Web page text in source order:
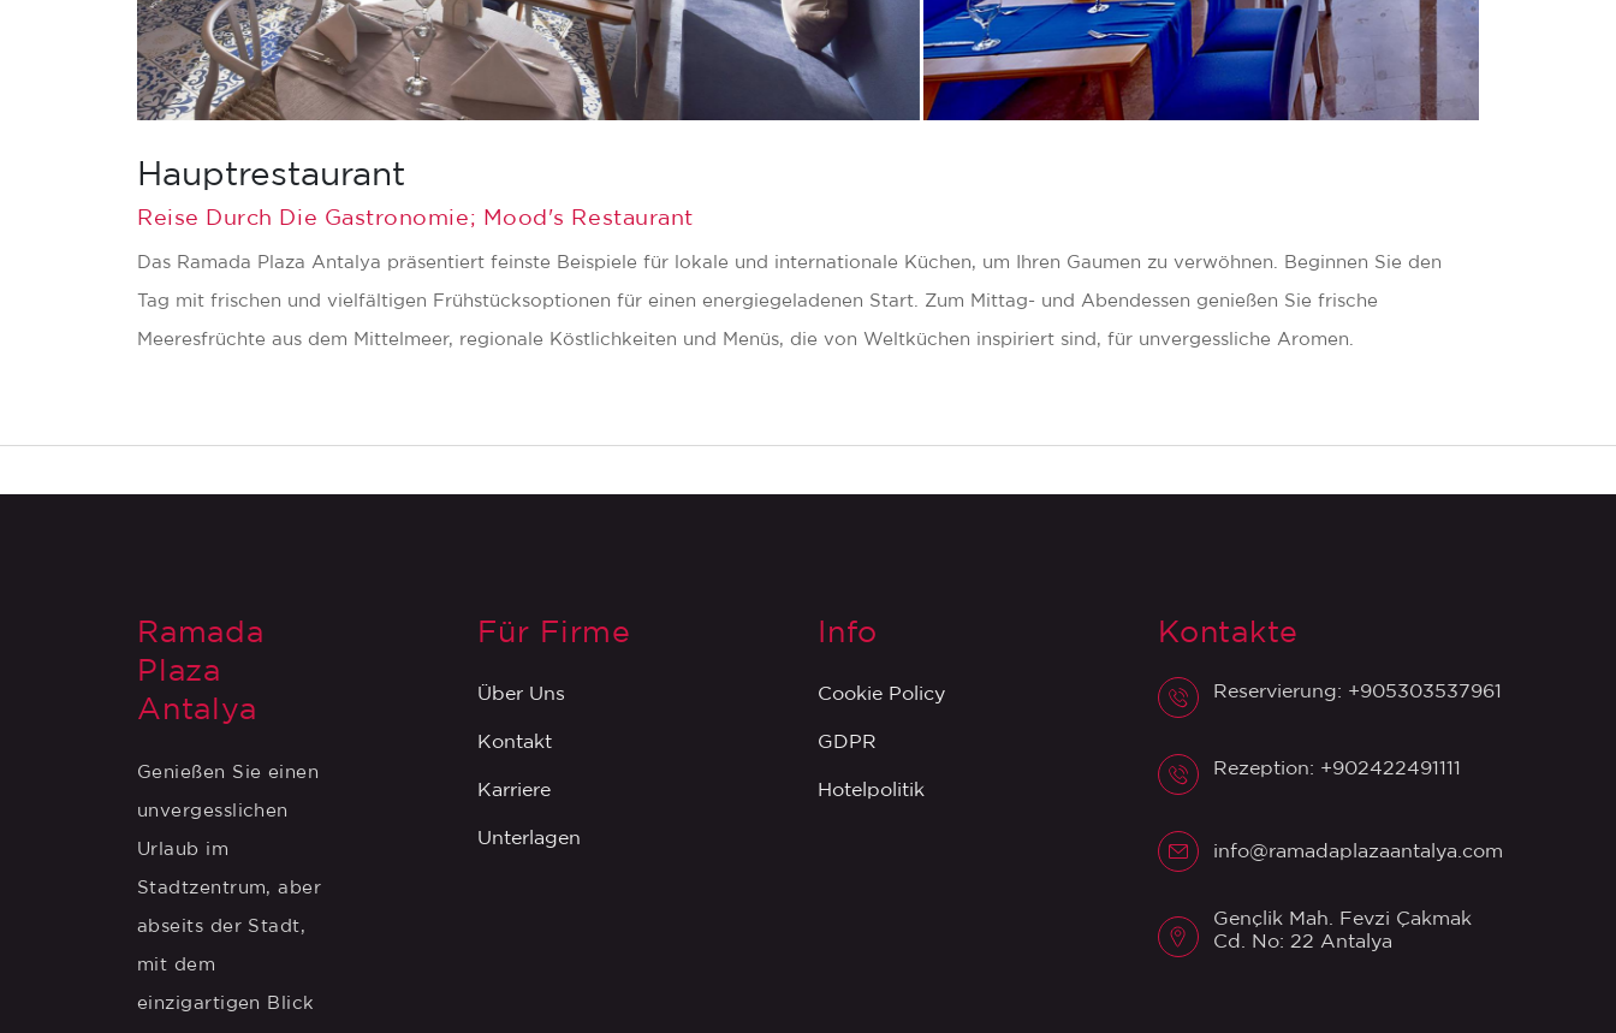
Hauptrestaurant
Reise Durch Die Gastronomie; Mood's Restaurant
Das Ramada Plaza Antalya präsentiert feinste Beispiele für lokale und internationale Küchen, um Ihren Gaumen zu verwöhnen. Beginnen Sie den
Tag mit frischen und vielfältigen Frühstücksoptionen für einen energiegeladenen Start. Zum Mittag- und Abendessen genießen Sie frische
Meeresfrüchte aus dem Mittelmeer, regionale Köstlichkeiten und Menüs, die von Weltküchen inspiriert sind, für unvergessliche Aromen.
Ramada
Plaza
Antalya
Genießen Sie einen
unvergesslichen
Urlaub im
Stadtzentrum, aber
abseits der Stadt,
mit dem
einzigartigen Blick
Für Firme
Über Uns
Kontakt
Karriere
Unterlagen
Info
Cookie Policy
GDPR
Hotelpolitik
Kontakte
Reservierung: +905303537961
Rezeption: +902422491111
info@ramadaplazaantalya.com
Gençlik Mah. Fevzi Çakmak
Cd. No: 22 Antalya